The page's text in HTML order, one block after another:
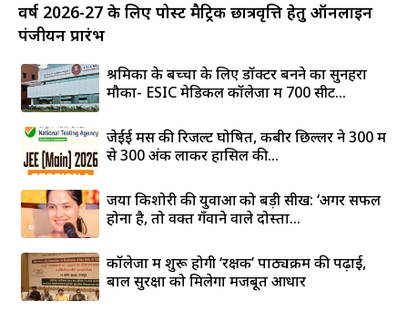
वर्ष 2026-27 के लिए पोस्ट मैट्रिक छात्रवृत्ति हेतु ऑनलाइन
पंजीयन प्रारंभ
श्रमिकों के बच्चों के लिए डॉक्टर बनने का सुनहरा
मौका- ESIC मेडिकल कॉलेजों में 700 सीटें...
जेईई मेंस की रिजल्ट घोषित, कबीर छिल्लर ने 300 में
से 300 अंक लाकर हासिल की...
जया किशोरी की युवाओं को बड़ी सीख: ‘अगर सफल
होना है, तो वक्त गँवाने वाले दोस्तों...
कॉलेजों में शुरू होगी ‘रक्षक’ पाठ्यक्रम की पढ़ाई,
बाल सुरक्षा को मिलेगा मजबूत आधार